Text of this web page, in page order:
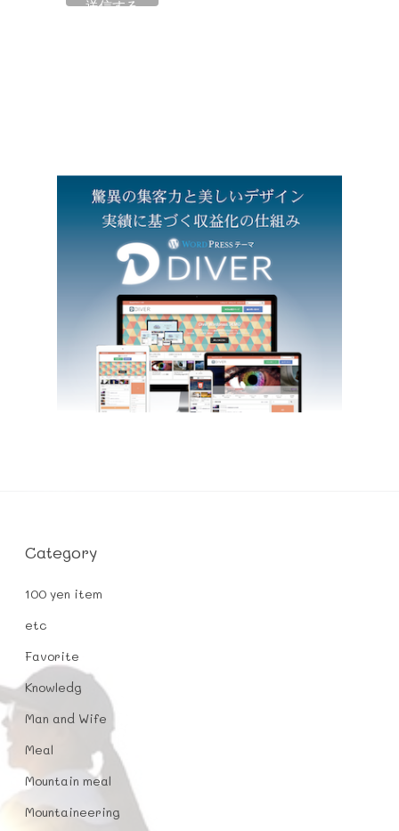
Category
100 yen item
etc
Favorite
Knowledg
Man and Wife
Meal
Mountain meal
Mountaineering